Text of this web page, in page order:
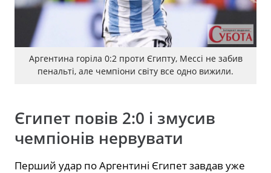
Аргентина горіла 0:2 проти Єгипту, Мессі не забив
пенальті, але чемпіони світу все одно вижили.
Єгипет повів 2:0 і змусив
чемпіонів нервувати
Перший удар по Аргентині Єгипет завдав уже